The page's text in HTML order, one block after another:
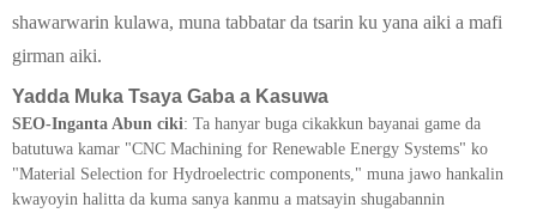
shawarwarin kulawa, muna tabbatar da tsarin ku yana aiki a mafi
girman aiki.
Yadda Muka Tsaya Gaba a Kasuwa
SEO-Inganta Abun ciki: Ta hanyar buga cikakkun bayanai game da
batutuwa kamar "CNC Machining for Renewable Energy Systems" ko
"Material Selection for Hydroelectric components," muna jawo hankalin
kwayoyin halitta da kuma sanya kanmu a matsayin shugabannin